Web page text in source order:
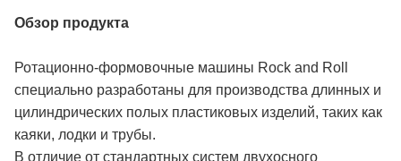
Обзор продукта
Ротационно-формовочные машины Rock and Roll
специально разработаны для производства длинных и
цилиндрических полых пластиковых изделий, таких как
каяки, лодки и трубы.
В отличие от стандартных систем двухосного